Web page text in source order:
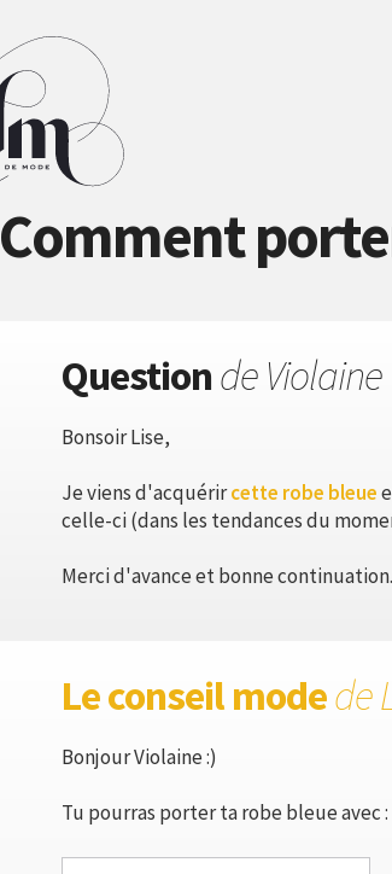
Comment
Questionde Violaine
Bonsoir Lise,
Je viens d'acquérircette robe bleue
celle-ci (dans les tendances du
Merci d'avance et bonne continuation.
Le conseil modede
Bonjour Violaine :)
Tu pourras porter ta robe bleue avec :